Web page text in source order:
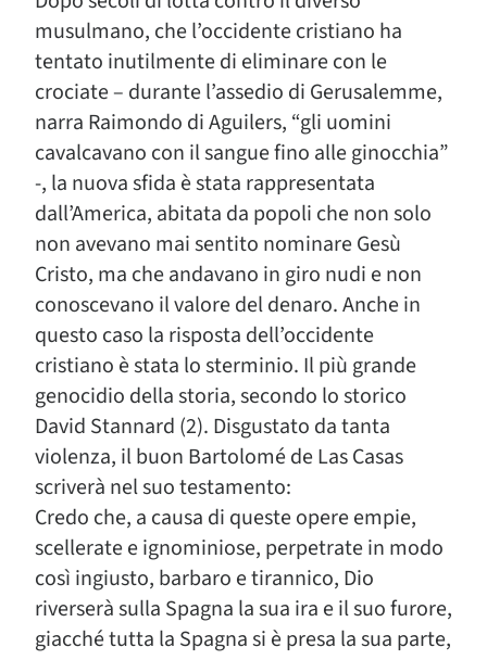
musulmano, che l’occidente cristiano ha
tentato inutilmente di eliminare con le
crociate – durante l’assedio di Gerusalemme,
narra Raimondo di Aguilers, “gli uomini
cavalcavano con il sangue fino alle ginocchia”
-, la nuova sfida è stata rappresentata
dall’America, abitata da popoli che non solo
non avevano mai sentito nominare Gesù
Cristo, ma che andavano in giro nudi e non
conoscevano il valore del denaro. Anche in
questo caso la risposta dell’occidente
cristiano è stata lo sterminio. Il più grande
genocidio della storia, secondo lo storico
David Stannard (2). Disgustato da tanta
violenza, il buon Bartolomé de Las Casas
scriverà nel suo testamento:
Credo che, a causa di queste opere empie,
scellerate e ignominiose, perpetrate in modo
così ingiusto, barbaro e tirannico, Dio
riverserà sulla Spagna la sua ira e il suo furore,
giacché tutta la Spagna si è presa la sua parte,